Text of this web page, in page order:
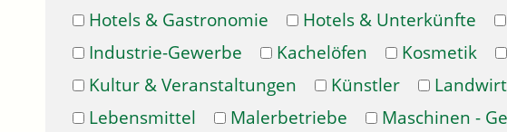
Hotels & Gastronomie
Hotels & Unterkünfte
Industrie-Gewerbe
Kachelöfen Kosmetik
Kultur & Veranstaltungen
Künstler
Lebensmittel
Malerbetriebe
Maschinen -